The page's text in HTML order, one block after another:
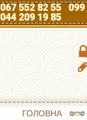
067 552 82 55 099
044 209 19 85
ГОЛОВНА